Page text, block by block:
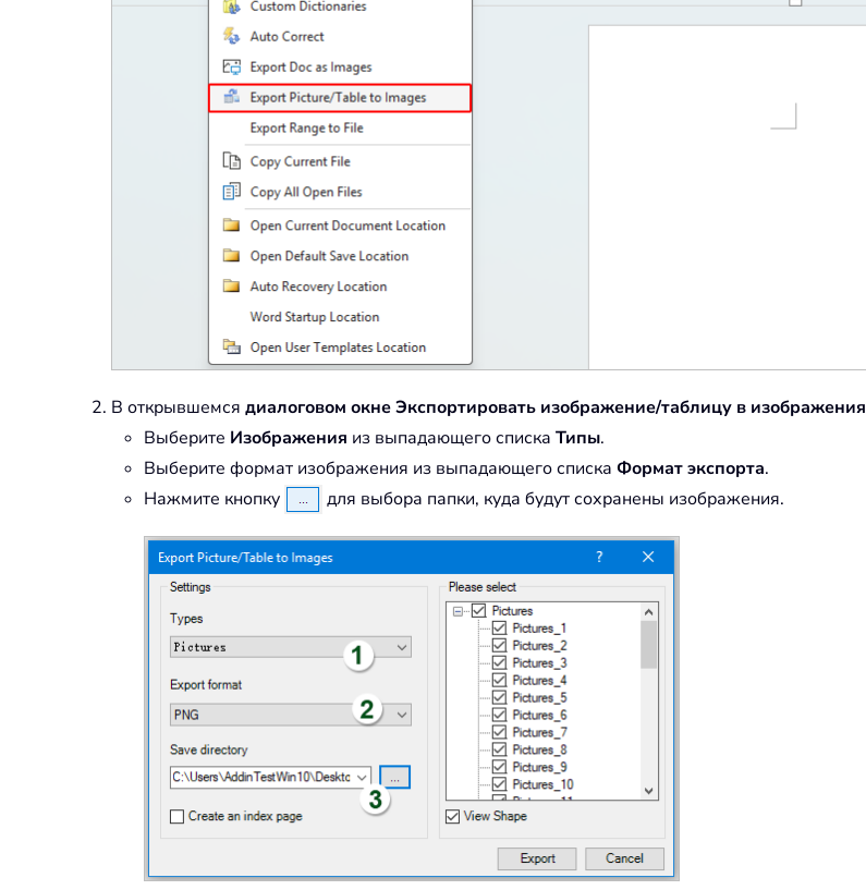
В открывшемся диалоговом окне Экспортировать изображение/таблицу в изображения
Выберите Изображения из выпадающего списка Типы.
Выберите формат изображения из выпадающего списка Формат экспорта.
Нажмите кнопку
для выбора папки, куда будут сохранены изображения.